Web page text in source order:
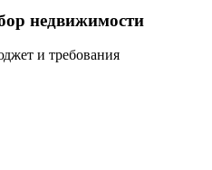
недвижимости
и требования